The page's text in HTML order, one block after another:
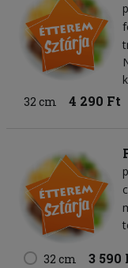
32 cm
4 290 Ft
32 cm 3 590